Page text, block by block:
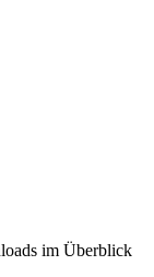
im Überblick